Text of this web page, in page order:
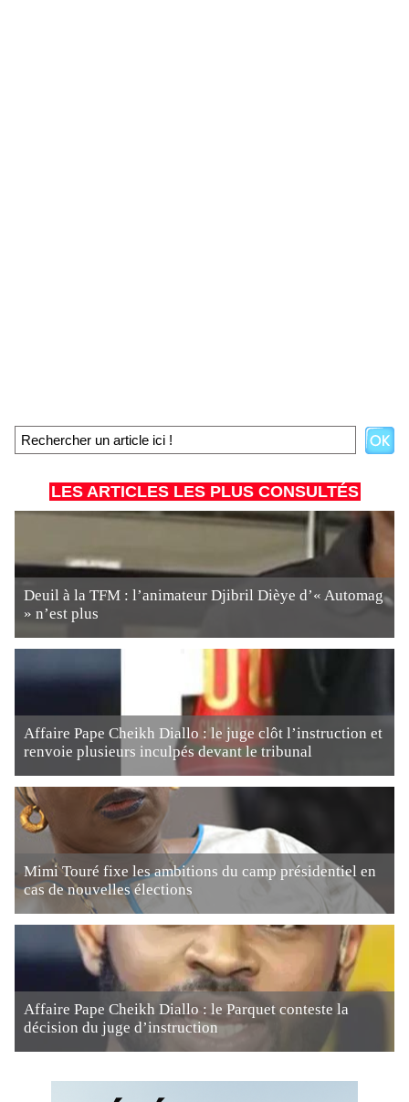
LES ARTICLES LES PLUS CONSULTÉS
Deuil à la TFM : l’animateur Djibril Dièye d’« Automag
» n’est plus
Affaire Pape Cheikh Diallo : le juge clôt l’instruction et
renvoie plusieurs inculpés devant le tribunal
Mimi Touré fixe les ambitions du camp présidentiel en
cas de nouvelles élections
Affaire Pape Cheikh Diallo : le Parquet conteste la
décision du juge d’instruction